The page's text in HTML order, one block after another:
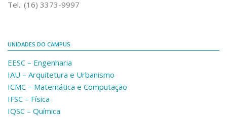
Ensino e Pesquisa
Dirigentes
Notícias e Eventos
Informações para ingressantes
Fale Conosco
Tel.: (16) 3373-9997
UNIDADES DO CAMPUS
EESC – Engenharia
IAU – Arquitetura e Urbanismo
ICMC – Matemática e Computação
IFSC – Física
IQSC – Química